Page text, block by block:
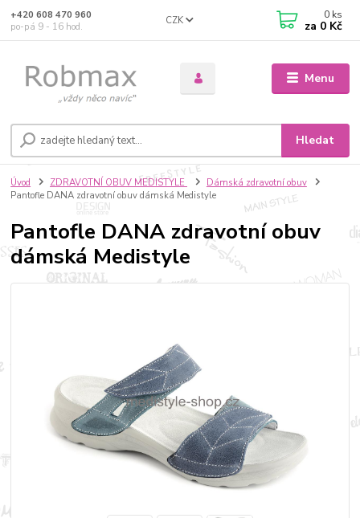
Menu
CZK
Hledat
+420 608 470 960
po-pá 9 - 16 hod.
0 ks
za 0 Kč
Úvod ZDRAVOTNÍ OBUV MEDISTYLE
Dámská zdravotní obuv
Pantofle DANA zdravotní obuv dámská Medistyle
Pantofle DANA zdravotní obuv
dámská Medistyle